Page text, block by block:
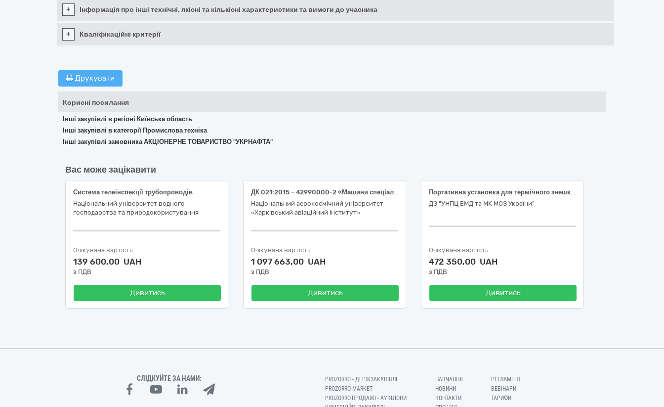
+ Інформація про інші технічні, якісні та кількісні характеристики та вимоги до учасника
+ Кваліфікаційні критерії
Друкувати
Корисні посилання
Інші закупівлі в регіоні Київська область
Інші закупівлі в категорії Промислова техніка
Інші закупівлі замовника АКЦІОНЕРНЕ ТОВАРИСТВО "УКPНAФТА"
Вас може зацікавити
Система телеінспекції трубопроводів
Національний університет водного
господарства та природокористування
Очікувана вартість
139 600,00 UAH
з ПДВ
Дивитись
ДК 021:2015 – 42990000-2 «Машини спеціального призначення різні» (Автоматизована система PRUSA PRO AFS або еквівалент)
Національний аерокосмічний університет
«Харківський авіаційний інститут»
Очікувана вартість
1 097 663,00 UAH
з ПДВ
Дивитись
Портативна установка для термічного знешкодження дозволених видів відходів «ELASTEK SMART Ash» (спалювач, інсинератор)
ДЗ "УНПЦ ЕМД та МК МОЗ України"
Очікувана вартість
472 350,00 UAH
з ПДВ
Дивитись
СЛІДКУЙТЕ ЗА НАМИ:
PROZORRO - ДЕРЖЗАКУПІВЛІ
PROZORRO MARKET
PROZORRO.ПРОДАЖІ - АУКЦІОНИ
НАВЧАННЯ
НОВИНИ
КОНТАКТИ
РЕГЛАМЕНТ
ВЕБІНАРИ
ТАРИФИ